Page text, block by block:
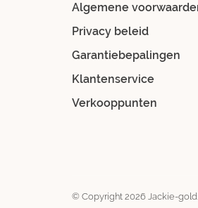
Algemene
Privacy beleid
Garantiebepalingen
Klantenservice
Verkooppunten
© Copyright 2026 Jackie-